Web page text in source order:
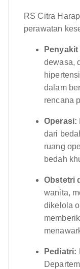
RS Citra
perawatan
Penyakit
dewasa,
dalam
rencana
Operasi:
dari
ruang
bedah
Obstetri
wanita,
dikelola
Pediatri: